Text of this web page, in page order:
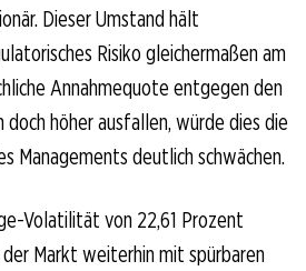
Dieser Umstand hält
Risiko gleichermaßen am
Annahmequote entgegen den
höher ausfallen, würde dies die
Managements deutlich schwächen.
Volatilität von 22,61 Prozent
Markt weiterhin mit spürbaren